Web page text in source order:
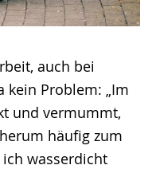
auch bei
kein Problem: „Im
und vermummt,
häufig zum
wasserdicht